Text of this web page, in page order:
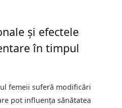
și efectele
în timpul
femeii suferă modificări
pot influența sănătatea